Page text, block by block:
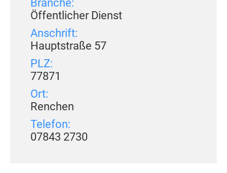
Branche:
Öffentlicher Dienst
Anschrift:
Hauptstraße 57
PLZ:
77871
Ort:
Renchen
Telefon:
07843 2730